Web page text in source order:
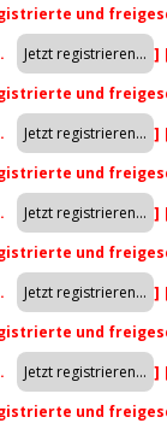
und
]
und
]
und
]
und
]
und
]
und